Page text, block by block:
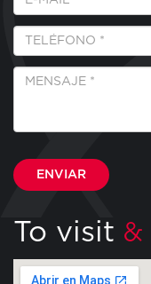
Mail
*
Teléfono
Mensaje
To visit &